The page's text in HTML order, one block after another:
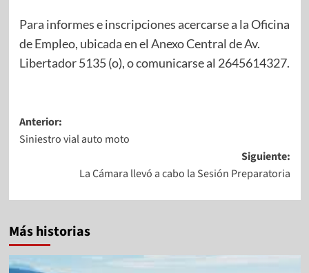
Para informes e inscripciones acercarse a la Oficina
de Empleo, ubicada en el Anexo Central de Av.
Libertador 5135 (o), o comunicarse al 2645614327.
Anterior:
Siniestro vial auto moto
Siguiente:
La Cámara llevó a cabo la Sesión Preparatoria
Más historias